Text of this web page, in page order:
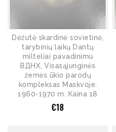
Dėžutė skardinė sovietinė,
tarybinių laikų Dantų
milteliai pavadinimu
ВДНХ, Visasąjunginės
žemės ūkio parodų
kompleksas Maskvoje.
1960-1970 m. Kaina 18
€18